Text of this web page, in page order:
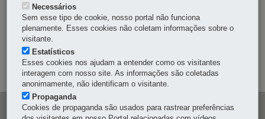
MAPA DO SITE
DENUNCIE CORRUPÇÃO
OUVIDORIA
Navegação
Necessários
Sem esse tipo de cookie, nosso portal não funciona
plenamente. Esses cookies não coletam informações sobre o
visitante.
Estatísticos
Esses cookies nos ajudam a entender como os visitantes
interagem com nosso site. As informações são coletadas
anonimamente, não identificam o visitante.
Propaganda
Cookies de propaganda são usados para rastrear preferências